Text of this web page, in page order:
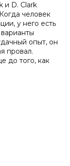
и D. Clark
человек
у него есть
опыт, он
провал.
до того, как